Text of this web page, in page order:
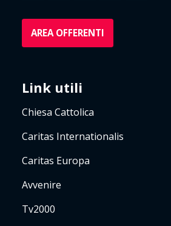
AREA OFFERENTI
Link utili
Chiesa Cattolica
Caritas Internationalis
Caritas Europa
Avvenire
Tv2000